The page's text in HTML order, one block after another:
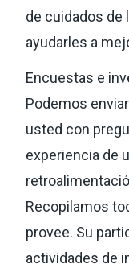
de cuidados de
ayudarles a
Encuestas e
Podemos
usted con
experiencia de
Recopilamos
provee. Su
actividades de